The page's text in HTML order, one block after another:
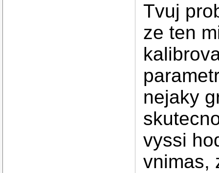
Tvuj
ze ten
nejaky
vyssi
vnimas,